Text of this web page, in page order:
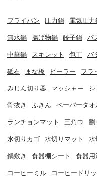
フライパン 圧力鍋 電気圧力
無水鍋 揚げ物鍋 餃子鍋 パ
中華鍋 スキレット 包丁 バ
砥石 まな板 ピーラー フラ
みじん切り器 マッシャー シ
骨抜き ふきん ペーパータオ
ランチョンマット 三角巾 割
水切りカゴ 水切りマット 水
鍋敷き 食器棚シート 食器用
コーヒーミル コーヒードリ